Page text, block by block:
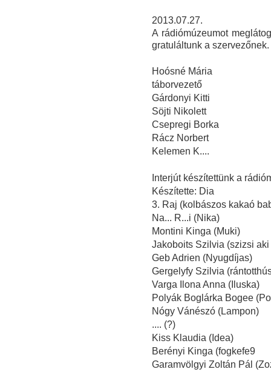
2013.07.27.
A rádiómúzeumot
gratuláltunk a szervezőnek.
Hoósné Mária
táborvezető
Gárdonyi Kitti
Söjti Nikolett
Csepregi Borka
Rácz Norbert
Kelemen K....
Interjút készítettünk a
Készítette: Dia
3. Raj (kolbászos kakaó
Na... R...i (Nika)
Montini Kinga (Muki)
Jakoboits Szilvia (szizsi
Geb Adrien (Nyugdíjas)
Gergelyfy Szilvia
Varga Ilona Anna (Iluska)
Polyák Boglárka Bogee
Nógy Vánészó (Lampon)
.... (?)
Kiss Klaudia (Idea)
Berényi Kinga (fogkefe9
Garamvölgyi Zoltán Pál